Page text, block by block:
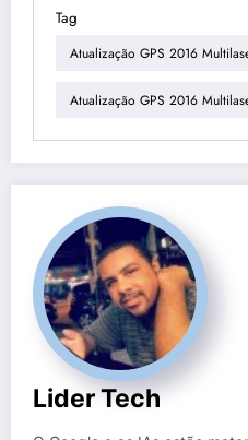
Tag
Atualização GPS 2016
Atualização GPS 2016
Lider Tech